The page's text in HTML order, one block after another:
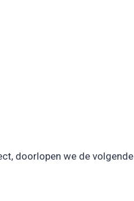
doorlopen we de volgende